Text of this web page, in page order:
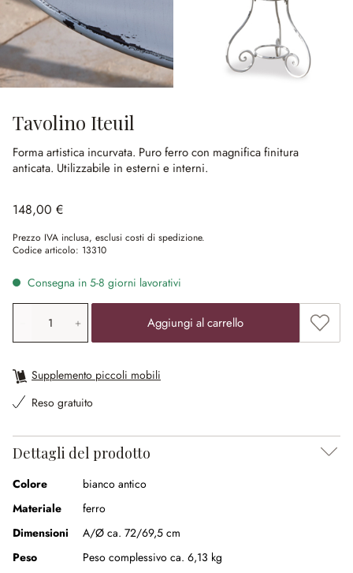
Tavolino Iteuil
Forma artistica incurvata. Puro ferro con magnifica finitura
anticata. Utilizzabile in esterni e interni.
148,00 €
Prezzo IVA inclusa, esclusi costi di spedizione.
Codice articolo: 13310
Consegna in 5-8 giorni lavorativi
Quantità prodotto: inserisci il valore desiderato o
Aggiungi al carrello
Supplemento piccoli mobili
Reso gratuito
Dettagli del prodotto
Colore
bianco antico
Materiale
ferro
Dimensioni
A/Ø ca. 72/69,5 cm
Peso
Peso complessivo ca. 6,13 kg